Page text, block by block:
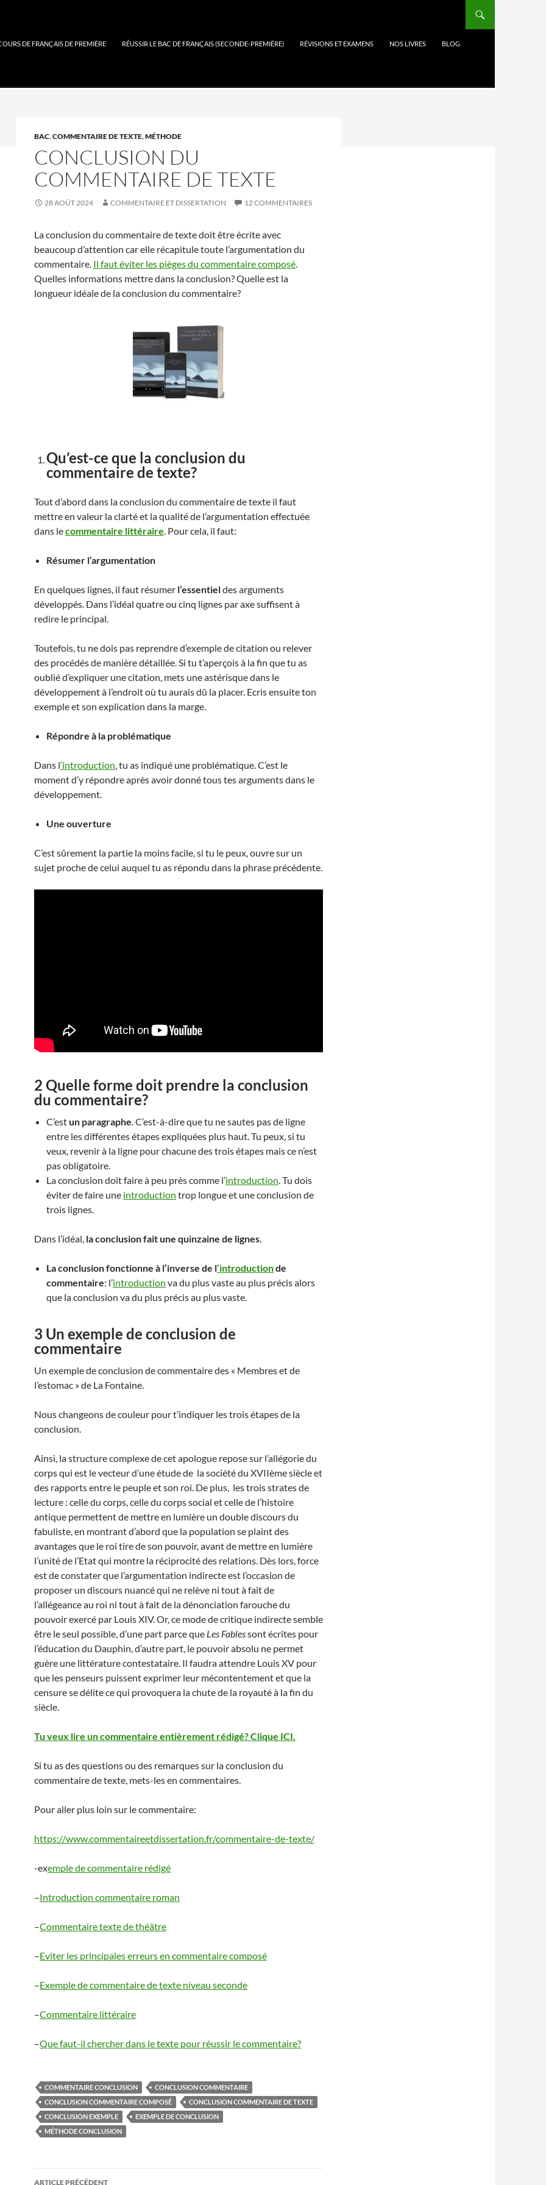
DE FRANÇAIS DE PREMIÈRE RÉUSSIR LE BAC DE FRANÇAIS (SECONDE-PREMIÈRE) RÉVISIONS ET EXAMENS NOS LIVRES BLOG
BAC,COMMENTAIRE DE TEXTE,MÉTHODE
CONCLUSION DU
COMMENTAIRE DE TEXTE
28 AOÛT 2024 COMMENTAIRE ET DISSERTATION 12 COMMENTAIRES
La conclusion du commentaire de texte doit être écrite avec
beaucoup d’attention car elle récapitule toute l’argumentation du
commentaire. Il faut éviter les pièges du commentaire composé.
Quelles informations mettre dans la conclusion? Quelle est la
longueur idéale de la conclusion du commentaire?
Qu’est-ce que la conclusion du
commentaire de texte?
Tout d’abord dans la conclusion du commentaire de texte il faut
mettre en valeur la clarté et la qualité de l’argumentation effectuée
dans lecommentaire littéraire. Pour cela, il faut:
Résumer l’argumentation
En quelques lignes, il faut résumer l’essentieldes arguments
développés. Dans l’idéal quatre ou cinq lignes par axe suffisent à
redire le principal.
Toutefois, tu ne dois pas reprendre d’exemple de citation ou relever
des procédés de manière détaillée. Si tu t’aperçois à la fin que tu as
oublié d’expliquer une citation, mets une astérisque dans le
développement à l’endroit où tu aurais dû la placer. Ecris ensuite ton
exemple et son explication dans la marge.
Répondre à la problématique
Dans l‘introduction, tu as indiqué une problématique. C’est le
moment d’y répondre après avoir donné tous tes arguments dans le
développement.
Une ouverture
C’est sûrement la partie la moins facile, si tu le peux, ouvre sur un
sujet proche de celui auquel tu as répondu dans la phrase précédente.
2 Quelle forme doit prendre la conclusion
du commentaire?
C’estun paragraphe. C’est-à-dire que tu ne sautes pas de ligne
entre les différentes étapes expliquées plus haut. Tu peux, si tu
veux, revenir à la ligne pour chacune des trois étapes mais ce n’est
pas obligatoire.
La conclusion doit faire à peu près comme l’introduction. Tu dois
éviter de faire une introduction trop longue et une conclusion de
trois lignes.
Dans l’idéal, la conclusion fait une quinzaine de lignes.
La conclusion fonctionne à l’inverse de l‘introductionde
commentaire: l’introduction va du plus vaste au plus précis alors
que la conclusion va du plus précis au plus vaste.
3 Un exemple de conclusion de
commentaire
Un exemple de conclusion de commentaire des « Membres et de
l’estomac » de La Fontaine.
Nous changeons de couleur pour t’indiquer les trois étapes de la
conclusion.
Ainsi, la structure complexe de cet apologue repose sur l’allégorie du
corps qui est le vecteur d’une étude de la société du XVIIème siècle et
des rapports entre le peuple et son roi. De plus, les trois strates de
lecture : celle du corps, celle du corps social et celle de l’histoire
antique permettent de mettre en lumière un double discours du
fabuliste, en montrant d’abord que la population se plaint des
avantages que le roi tire de son pouvoir, avant de mettre en lumière
l’unité de l’Etat qui montre la réciprocité des relations. Dès lors, force
est de constater que l’argumentation indirecte est l’occasion de
proposer un discours nuancé qui ne relève ni tout à fait de
l’allégeance au roi ni tout à fait de la dénonciation farouche du
pouvoir exercé par Louis XIV. Or, ce mode de critique indirecte semble
être le seul possible, d’une part parce que Les Fablessont écrites pour
l’éducation du Dauphin, d’autre part, le pouvoir absolu ne permet
guère une littérature contestataire. Il faudra attendre Louis XV pour
que les penseurs puissent exprimer leur mécontentement et que la
censure se délite ce qui provoquera la chute de la royauté à la fin du
siècle.
Tu veux lire un commentaire entièrement rédigé? Clique ICI.
Si tu as des questions ou des remarques sur la conclusion du
commentaire de texte, mets-les en commentaires.
Pour aller plus loin sur le commentaire:
https://www.commentaireetdissertation.fr/commentaire-de-texte/
-exemple de commentaire rédigé
–Introduction commentaire roman
–Commentaire texte de théâtre
–Eviter les principales erreurs en commentaire composé
–Exemple de commentaire de texte niveau seconde
–Commentaire littéraire
–Que faut-il chercher dans le texte pour réussir le commentaire?
COMMENTAIRE CONCLUSION
CONCLUSION COMMENTAIRE
CONCLUSION COMMENTAIRE COMPOSÉ
CONCLUSION COMMENTAIRE DE TEXTE
CONCLUSION EXEMPLE
EXEMPLE DE CONCLUSION
MÉTHODE CONCLUSION
Navigation
ARTICLE PRÉCÉDENT